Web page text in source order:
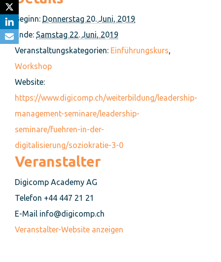
Beginn: Donnerstag 20. Juni, 2019
Ende: Samstag 22. Juni, 2019
Veranstaltungskategorien: Einführungskurs,
Workshop
Website:
https://www.digicomp.ch/weiterbildung/leadership-
management-seminare/leadership-
seminare/fuehren-in-der-
digitalisierung/soziokratie-3-0
Veranstalter
Digicomp Academy AG
Telefon +44 447 21 21
E-Mail info@digicomp.ch
Veranstalter-Website anzeigen